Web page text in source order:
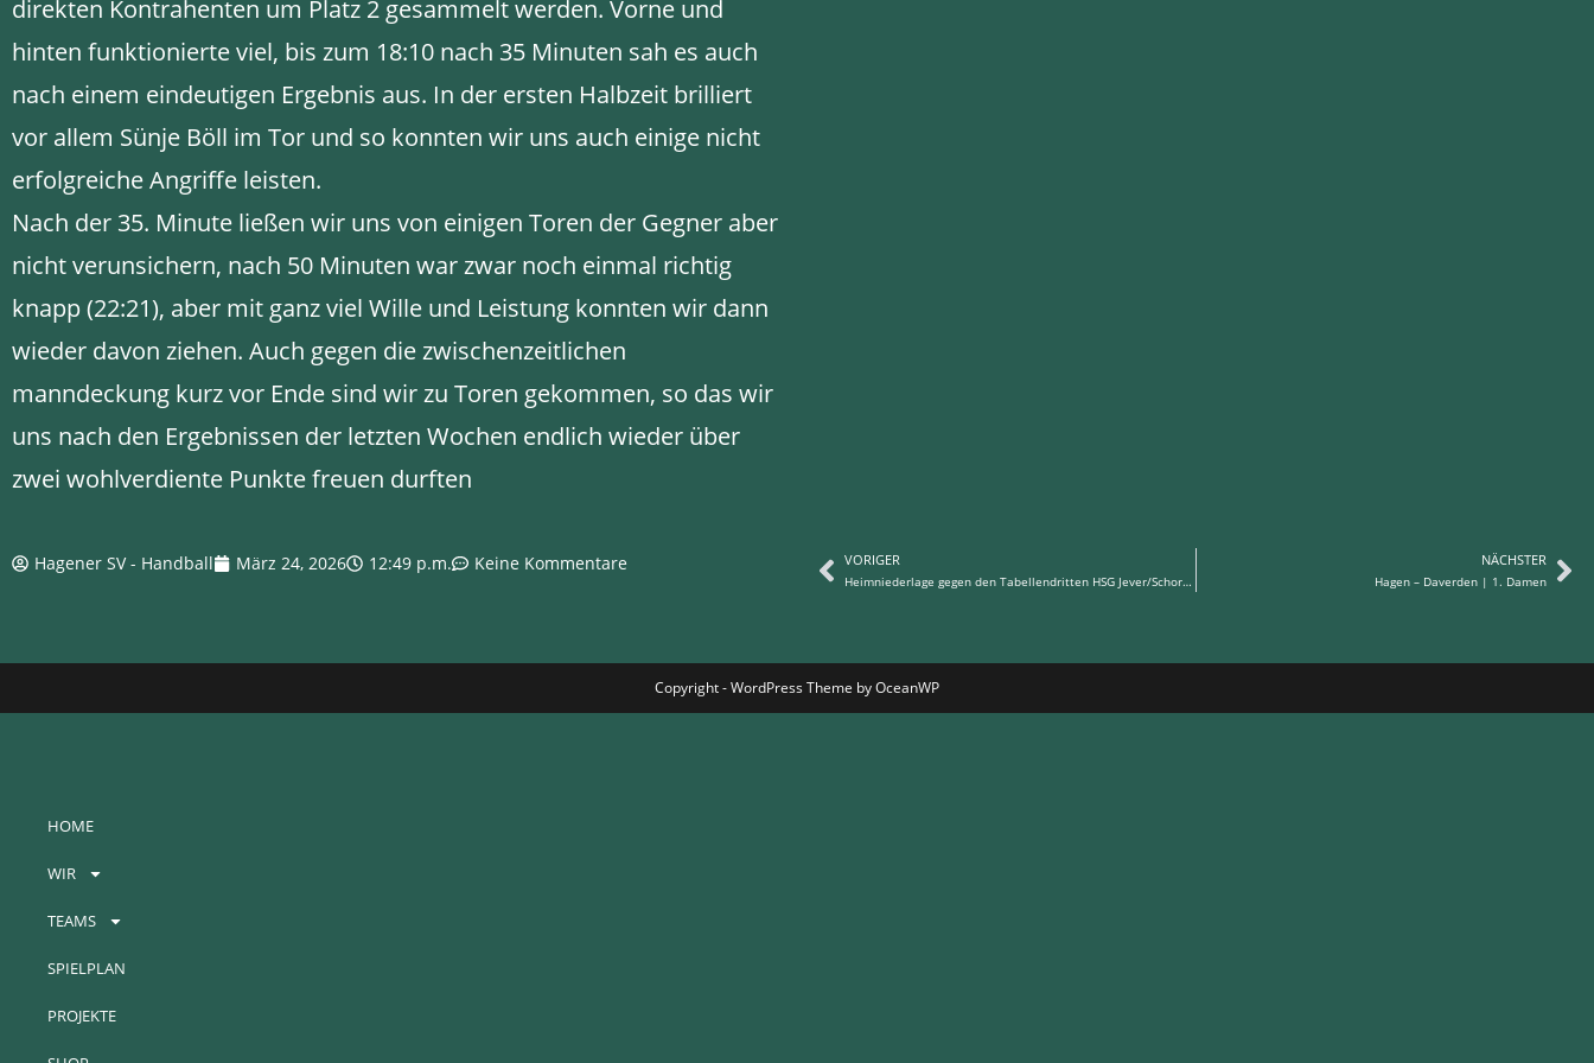
direkten Kontrahenten um Platz 2 gesammelt werden. Vorne und
hinten funktionierte viel, bis zum 18:10 nach 35 Minuten sah es auch
nach einem eindeutigen Ergebnis aus. In der ersten Halbzeit brilliert
vor allem Sünje Böll im Tor und so konnten wir uns auch einige nicht
erfolgreiche Angriffe leisten.
Nach der 35. Minute ließen wir uns von einigen Toren der Gegner aber
nicht verunsichern, nach 50 Minuten war zwar noch einmal richtig
knapp (22:21), aber mit ganz viel Wille und Leistung konnten wir dann
wieder davon ziehen. Auch gegen die zwischenzeitlichen
manndeckung kurz vor Ende sind wir zu Toren gekommen, so das wir
uns nach den Ergebnissen der letzten Wochen endlich wieder über
zwei wohlverdiente Punkte freuen durften
Hagener SV - Handball März 24, 2026 12:49 p.m. Keine Kommentare VORIGER
Heimniederlage gegen den Tabellendritten HSG Jever/Schortens
NÄCHSTER
Hagen – Daverden | 1. Damen
Copyright - WordPress Theme by OceanWP
HOME
WIR
TEAMS
SPIELPLAN
PROJEKTE